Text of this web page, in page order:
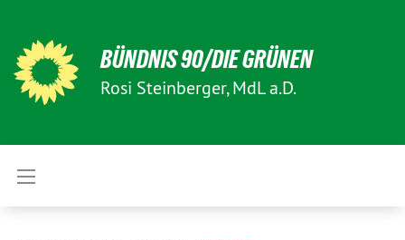
BÜNDNIS 90/DIE GRÜNEN
Rosi Steinberger, MdL a.D.